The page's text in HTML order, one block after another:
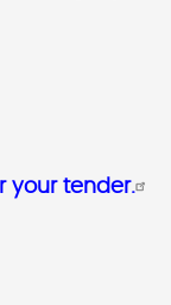
your tender.